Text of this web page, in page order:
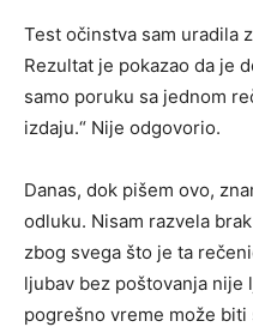
Test očinstva sam uradila
Rezultat je pokazao da je
samo poruku sa jednom
izdaju.“ Nije odgovorio.
Danas, dok pišem ovo,
odluku. Nisam razvela
zbog svega što je ta
ljubav bez poštovanja nije
pogrešno vreme može